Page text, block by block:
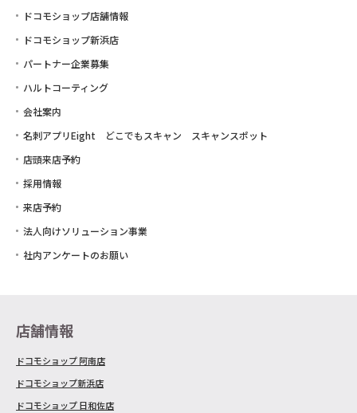
ドコモショップ店舗情報
ドコモショップ新浜店
パートナー企業募集
ハルトコーティング
会社案内
名刺アプリEight どこでもスキャン スキャンスポット
店頭来店予約
採用情報
来店予約
法人向けソリューション事業
社内アンケートのお願い
店舗情報
ドコモショップ 阿南店
ドコモショップ新浜店
ドコモショップ 日和佐店